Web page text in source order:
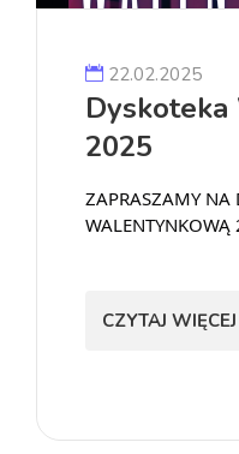
22.02.2025
2025
ZAPRASZAMY NA
WALENTYNKOWĄ
CZYTAJ WIĘCEJ